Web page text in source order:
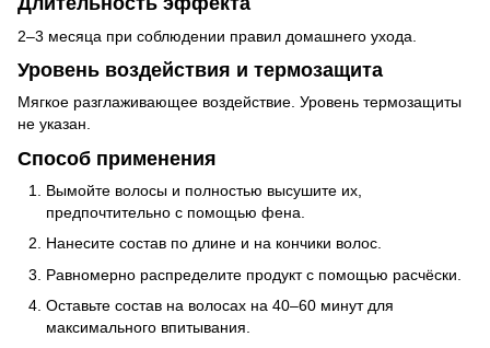
2–3 месяца при соблюдении правил домашнего ухода.
Уровень воздействия и термозащита
Мягкое разглаживающее воздействие. Уровень термозащиты
не указан.
Способ применения
Вымойте волосы и полностью высушите их,
предпочтительно с помощью фена.
Нанесите состав по длине и на кончики волос.
Равномерно распределите продукт с помощью расчёски.
Оставьте состав на волосах на 40–60 минут для
максимального впитывания.